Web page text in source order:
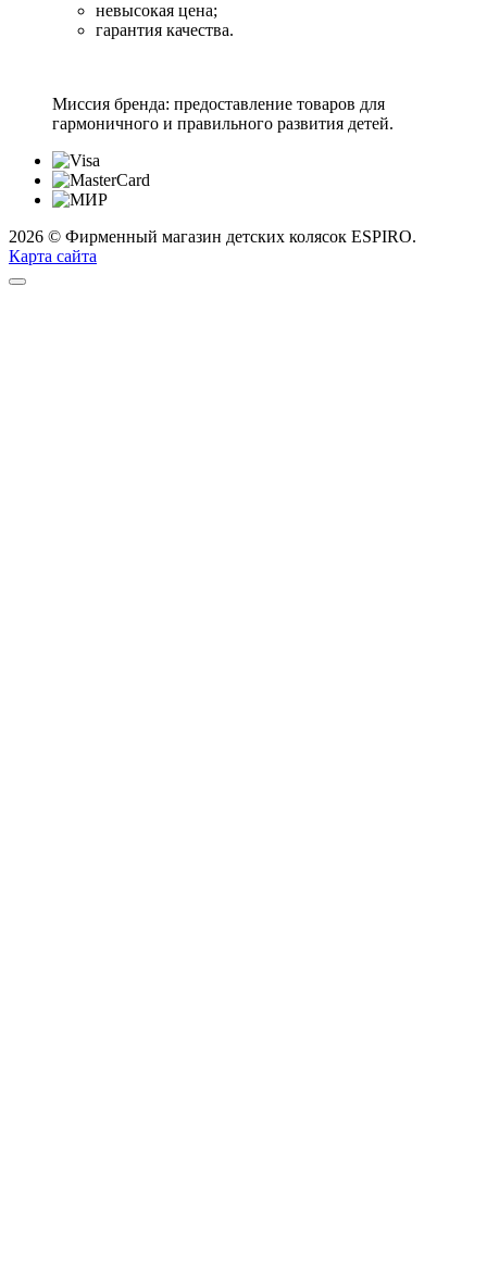
невысокая цена;
гарантия качества.
Миссия бренда: предоставление товаров для
гармоничного и правильного развития детей.
2026 © Фирменный магазин детских колясок ESPIRO.
Карта сайта